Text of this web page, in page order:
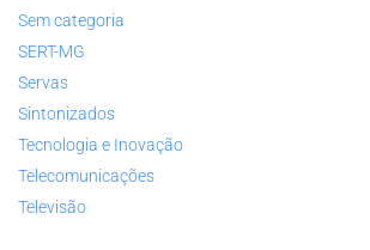
Sem categoria
SERT-MG
Servas
Sintonizados
Tecnologia e Inovação
Telecomunicações
Televisão